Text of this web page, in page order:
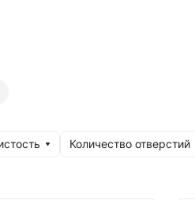
Количество отверстий